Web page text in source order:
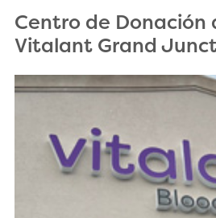
Centro de Donación
Vitalant Grand